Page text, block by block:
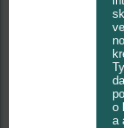
o
a